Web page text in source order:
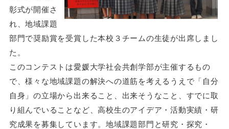
彰式が開催さ
れ、地域課題
部門で奨励賞を受賞した本校３チームの生徒が出席しまし
た。
このコンテストは愛媛大学社会共創学部が主催するもの
で、様々な地域課題の解決への道筋を考えるうえで「自分
自身」の立場から出来ること、出来そうなこと、すでに取
り組んでいることなど、高校生のアイデア・活動実績・研
究成果を募集しています。地域課題部門と研究・探究・